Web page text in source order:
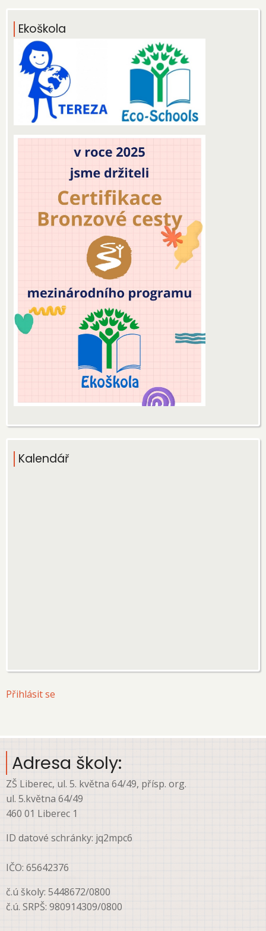
Ekoškola
Kalendář
User
menu
Přihlásit se
Adresa školy:
ZŠ Liberec, ul. 5. května 64/49, přísp. org.
ul. 5.května 64/49
460 01 Liberec 1
ID datové schránky: jq2mpc6
IČO: 65642376
č.ú školy: 5448672/0800
č.ú. SRPŠ: 980914309/0800